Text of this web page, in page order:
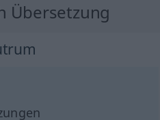
Übersetzung